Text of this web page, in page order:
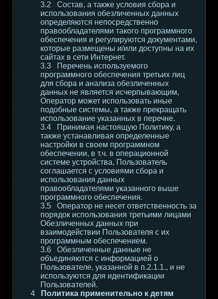
Состав, а также условия сбора и
использования обезличенных данных
определяются непосредственно
правообладателями такого программного
обеспечения и регулируются документами,
которые размещены и/или доступны на их
сайтах в сети Интернет.
Перечень используемого
программного обеспечения третьих лиц
для сбора и анализа обезличенных
данных не является исчерпывающим,
Оператор может использовать иные
подобные системы, а также прекращать
использование указанных в перечне.
Принимая настоящую Политику, а
также устанавливая определенные
настройки в своем программном
обеспечении, в т.ч. в операционной
системе устройства, Пользователь
соглашается с условиями сбора и
использования данных
правообладателями указанного выше
программного обеспечения.
Оператор не несет ответственность за
порядок использования третьими лицами
Обезличенных данных при
взаимодействии Пользователя с их
программным обеспечением.
Обезличенные данные не
объединяются с информацией о
Пользователе, указанной в п.2.1.1., и не
используются для идентификации
Пользователей.
Политика применительно к детям